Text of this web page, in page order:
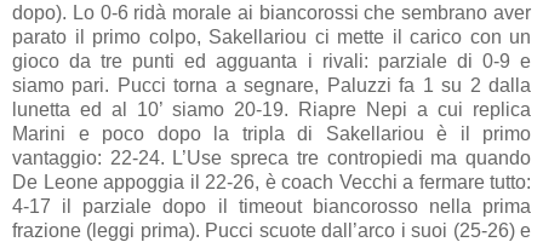
dopo). Lo 0-6 ridà morale ai biancorossi che sembrano aver
parato il primo colpo, Sakellariou ci mette il carico con un
gioco da tre punti ed agguanta i rivali: parziale di 0-9 e
siamo pari. Pucci torna a segnare, Paluzzi fa 1 su 2 dalla
lunetta ed al 10’ siamo 20-19. Riapre Nepi a cui replica
Marini e poco dopo la tripla di Sakellariou è il primo
vantaggio: 22-24. L’Use spreca tre contropiedi ma quando
De Leone appoggia il 22-26, è coach Vecchi a fermare tutto:
4-17 il parziale dopo il timeout biancorosso nella prima
frazione (leggi prima). Pucci scuote dall’arco i suoi (25-26) e